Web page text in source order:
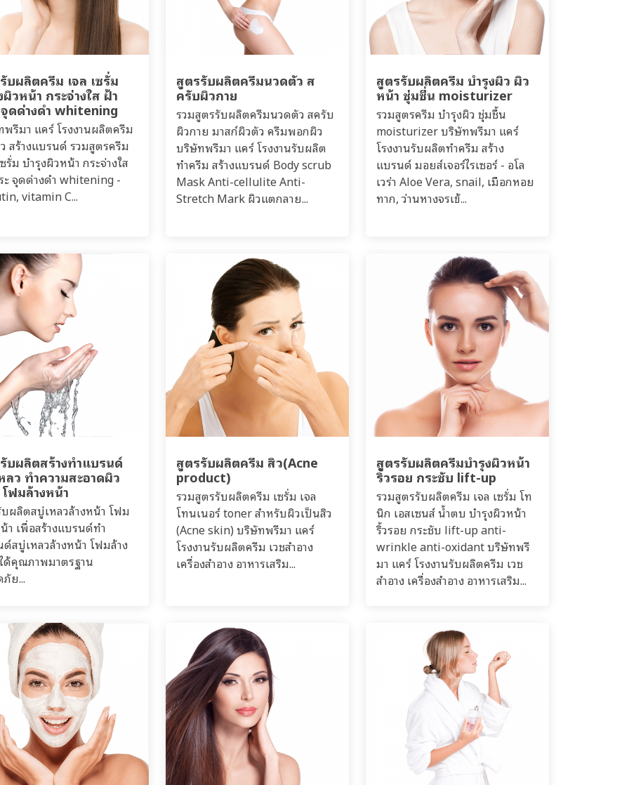
บผลิตครีม เจล เซรั่ม
ผิวหน้า กระจ่างใส ฝ้า
ดด่างดำ whitening
รีมา แคร์ โรงงานผลิตครีม
สร้างแบรนด์ รวมสูตรครีม
รั่ม บำรุงผิวหน้า กระจ่างใส
ะ จุดด่างดำ whitening -
vitamin C...
สูตรรับผลิตครีมนวดตัว ส
ครับผิวกาย
รวมสูตรรับผลิตครีมนวดตัว สครับ
ผิวกาย มาสก์ผิวตัว ครีมพอกผิว
บริษัทพรีมา แคร์ โรงงานรับผลิต
ทำครีม สร้างแบรนด์ Body scrub
Mask Anti-cellulite Anti-
Stretch Mark ผิวแตกลาย...
สูตรรับผลิตครีม บำรุงผิว ผิว
หน้า ชุ่มชื่น moisturizer
รวมสูตรครีม บำรุงผิว ชุ่มชื้น
moisturizer บริษัทพรีมา แคร์
โรงงานรับผลิตทำครีม สร้าง
แบรนด์ มอยส์เจอร์ไรเซอร์ - อโล
เวร่า Aloe Vera, snail, เมือกหอย
ทาก, ว่านหางจรเข้...
บผลิตสร้างทำแบรนด์
ลว ทำความสะอาดผิว
ฟมล้างหน้า
ผลิตสบู่เหลวล้างหน้า โฟม
า เพื่อสร้างแบรนด์ทำ
สบู่เหลวล้างหน้า โฟมล้าง
ด้คุณภาพมาตรฐาน
ย...
สูตรรับผลิตครีม สิว(Acne
product)
รวมสูตรรับผลิตครีม เซรั่ม เจล
โทนเนอร์ toner สำหรับผิวเป็นสิว
(Acne skin) บริษัทพรีมา แคร์
โรงงานรับผลิตครีม เวชสำอาง
เครื่องสำอาง อาหารเสริม...
สูตรรับผลิตครีมบำรุงผิวหน้า
ริ้วรอย กระชับ lift-up
รวมสูตรรับผลิตครีม เจล เซรั่ม โท
นิก เอสเซนส์ น้ำตบ บำรุงผิวหน้า
ริ้วรอย กระชับ lift-up anti-
wrinkle anti-oxidant บริษัทพรี
มา แคร์ โรงงานรับผลิตครีม เวช
สำอาง เครื่องสำอาง อาหารเสริม...